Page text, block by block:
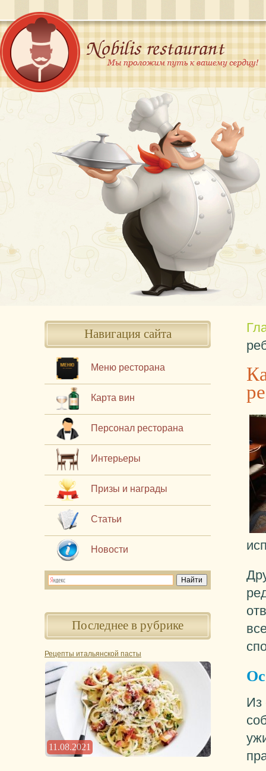
Навигация сайта
Меню ресторана
Карта вин
Персонал ресторана
Интерьеры
Призы и награды
Статьи
Новости
Последнее в рубрике
Рецепты итальянской пасты
11.08.2021
Из